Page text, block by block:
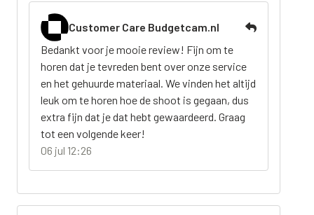
Customer Care Budgetcam.nl
Bedankt voor je mooie review! Fijn om te
horen dat je tevreden bent over onze service
en het gehuurde materiaal. We vinden het altijd
leuk om te horen hoe de shoot is gegaan, dus
extra fijn dat je dat hebt gewaardeerd. Graag
tot een volgende keer!
06 jul 12:26